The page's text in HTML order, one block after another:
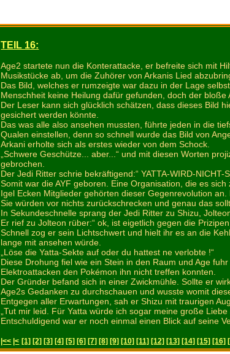
TEIL 16:
Age2 startete nun die Konterattacke, er befreite sich mit
Musikstücke ab, um die Zuhörer von Arkanis Lied
Das Bild, welches er rumzeigte war dazu in der Lage
Menschheit keine Heilung dafür gefunden, doch der
Der Leser kann sich glücklich schätzen, dass dieses Bild
gesichert werden könnte.
Das was alle also ansehen mussten, führte jeden in die
Qualen einstellen, denn so schnell wurde das Bild von
Arkani erholte sich als erstes wieder von dem Schock.
„Schwere Geschütze... aber...“ und mit diesen Worten
gebrochen.
Der Jedi Ritter schrie bekräftigend:“ YATTA-WIRD-NICHT-
Somit war die AYF geboren. Eine Organisation, die es
Igel Ecken Mitglieder gehörten dieser Gegenrevolution
Sie würden vor nichts zurückschrecken und genau das
In Sekundeschnelle sprang der Jedi Ritter zu Shizu,
Er rief zu Jolteon rüber:“ ok, ist eigetlich gegen die
Schnell zog er sein Lichtschwert und hielt ihr es an die
lange mit ansehen würde.
„Löse die Yatta-Sekte auf oder du hattest ne verlobte !“
Diese Drohung fiel wie ein Stein in den Raum und Age
Elektroattacken den Pokémon ihn nicht treffen konnten.
Der Gründer befand sich in einer Zwickmühle. Sollte er
Age2s Gedanken zu durchschauen und wusste womit
Entgegen aller Erwartungen, sah er Shizu mit traurigen
„Tut mir leid. Für Yatta würde ich sogar meine große Liebe
Entschuldigend war er noch einmal einen Blick auf seine
|<< |< [1] [2] [3] [4] [5] [6] [7] [8] [9] [10] [11] [12] [13] [14] [15] [16]